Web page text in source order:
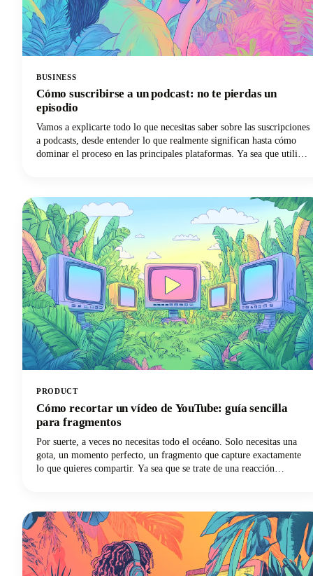
BUSINESS
Cómo suscribirse a un podcast: no te pierdas un
episodio
Vamos a explicarte todo lo que necesitas saber sobre las suscripciones
a podcasts, desde entender lo que realmente significan hasta cómo
dominar el proceso en las principales plataformas. Ya sea que utilices
PRODUCT
Cómo recortar un vídeo de YouTube: guía sencilla
para fragmentos
Por suerte, a veces no necesitas todo el océano. Solo necesitas una
gota, un momento perfecto, un fragmento que capture exactamente
lo que quieres compartir. Ya sea que se trate de una reacción
compartir en tus redes sociales, aprender a recortar un vídeo de
YouTube es una habilidad esencial para cualquier persona que cree o
comparta contenido.